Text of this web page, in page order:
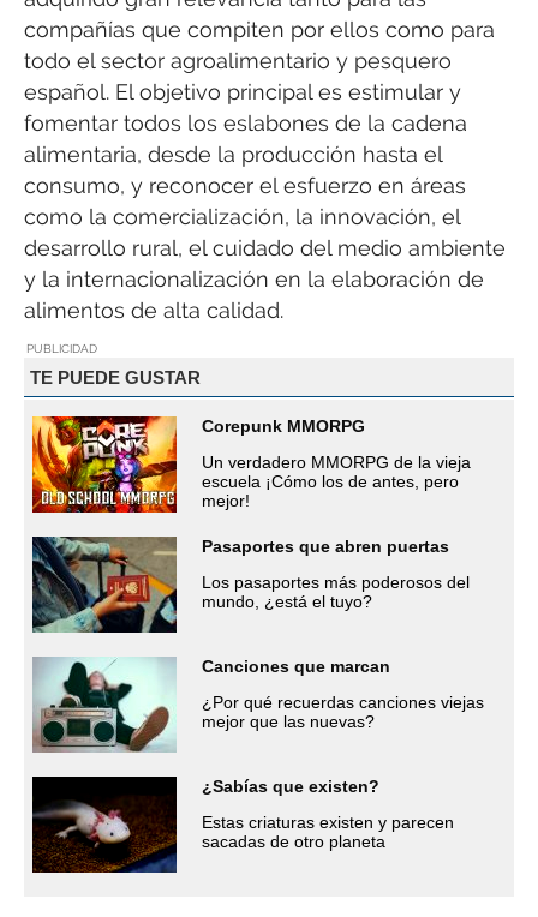
compañías que compiten por ellos como para
todo el sector agroalimentario y pesquero
español. El objetivo principal es estimular y
fomentar todos los eslabones de la cadena
alimentaria, desde la producción hasta el
consumo, y reconocer el esfuerzo en áreas
como la comercialización, la innovación, el
desarrollo rural, el cuidado del medio ambiente
y la internacionalización en la elaboración de
alimentos de alta calidad.
PUBLICIDAD
TE PUEDE GUSTAR
Corepunk MMORPG
Un verdadero MMORPG de la vieja
escuela ¡Cómo los de antes, pero
mejor!
Pasaportes que abren puertas
Los pasaportes más poderosos del
mundo, ¿está el tuyo?
Canciones que marcan
¿Por qué recuerdas canciones viejas
mejor que las nuevas?
¿Sabías que existen?
Estas criaturas existen y parecen
sacadas de otro planeta